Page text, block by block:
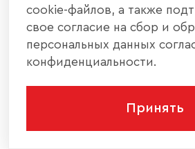
cookie-файлов, а также
свое согласие на сбор и
персональных данных
конфиденциальности.
Принять